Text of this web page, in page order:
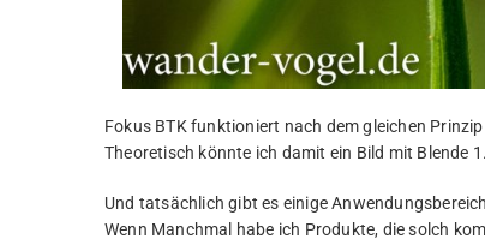
Fokus BTK funktioniert nach dem gleichen
Theoretisch könnte ich damit ein Bild mit Blende
Und tatsächlich gibt es einige
Wenn Manchmal habe ich Produkte, die solch